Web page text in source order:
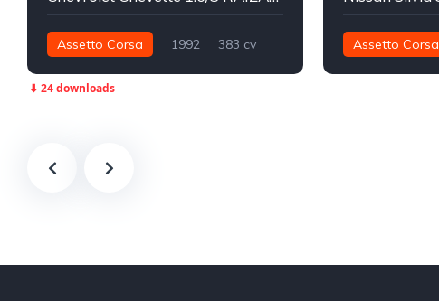
Assetto Corsa 1992
383 cv
⬇ 24 downloads
Assetto Corsa